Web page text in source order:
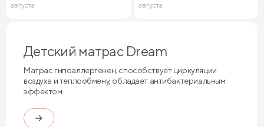
августа
августа
Детский матрас Dream
Матрас гипоаллергенен, способствует циркуляции
воздуха и теплообмену, обладает антибактериальным
эффектом